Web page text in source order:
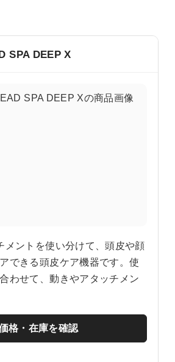
SPA DEEP X
メントを使い分けて、頭皮や顔
できる頭皮ケア機器です。使
わせて、動きやアタッチメン
格・在庫を確認